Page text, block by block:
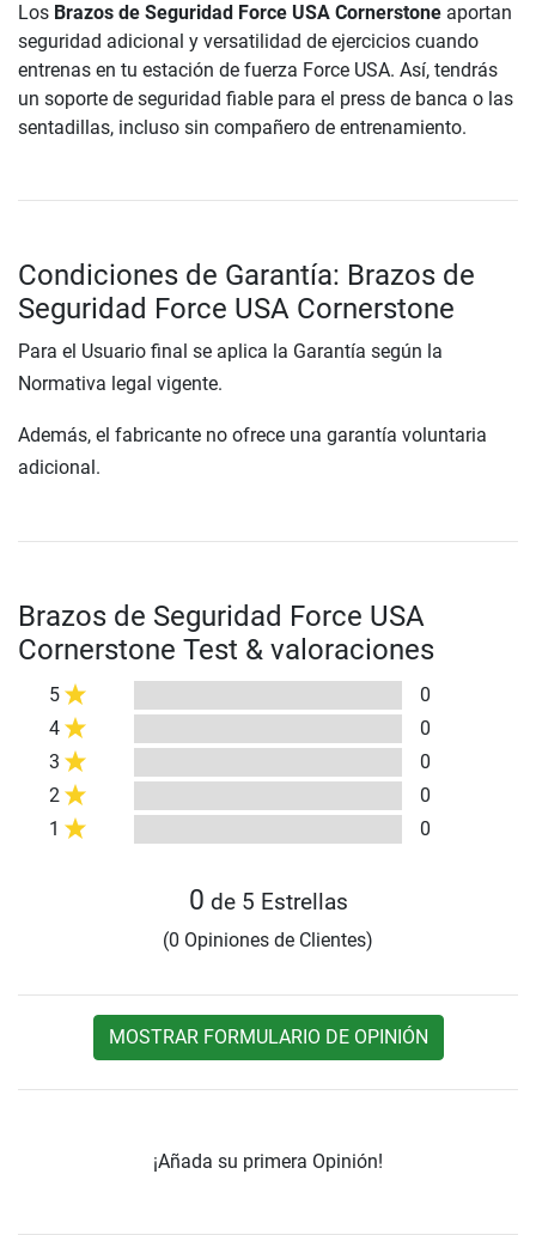
Los Brazos de Seguridad Force USA Cornerstone aportan
seguridad adicional y versatilidad de ejercicios cuando
entrenas en tu estación de fuerza Force USA. Así, tendrás
un soporte de seguridad fiable para el press de banca o las
sentadillas, incluso sin compañero de entrenamiento.
Condiciones de Garantía: Brazos de
Seguridad Force USA Cornerstone
Para el Usuario final se aplica la Garantía según la
Normativa legal vigente.
Además, el fabricante no ofrece una garantía voluntaria
adicional.
Brazos de Seguridad Force USA
Cornerstone Test & valoraciones
5
0
4
0
3
0
2
0
1
0
0 de 5 Estrellas
(0 Opiniones de Clientes)
MOSTRAR FORMULARIO DE OPINIÓN
¡Añada su primera Opinión!